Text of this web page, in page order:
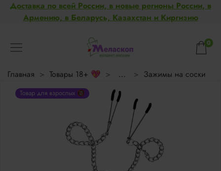
Доставка по всей России, в новые регионы России, в
Армению, в Беларусь, Казахстан и Киргизию
0
Главная Товары 18+ 💖 ... Зажимы на соски
Товар для взрослых 🔞